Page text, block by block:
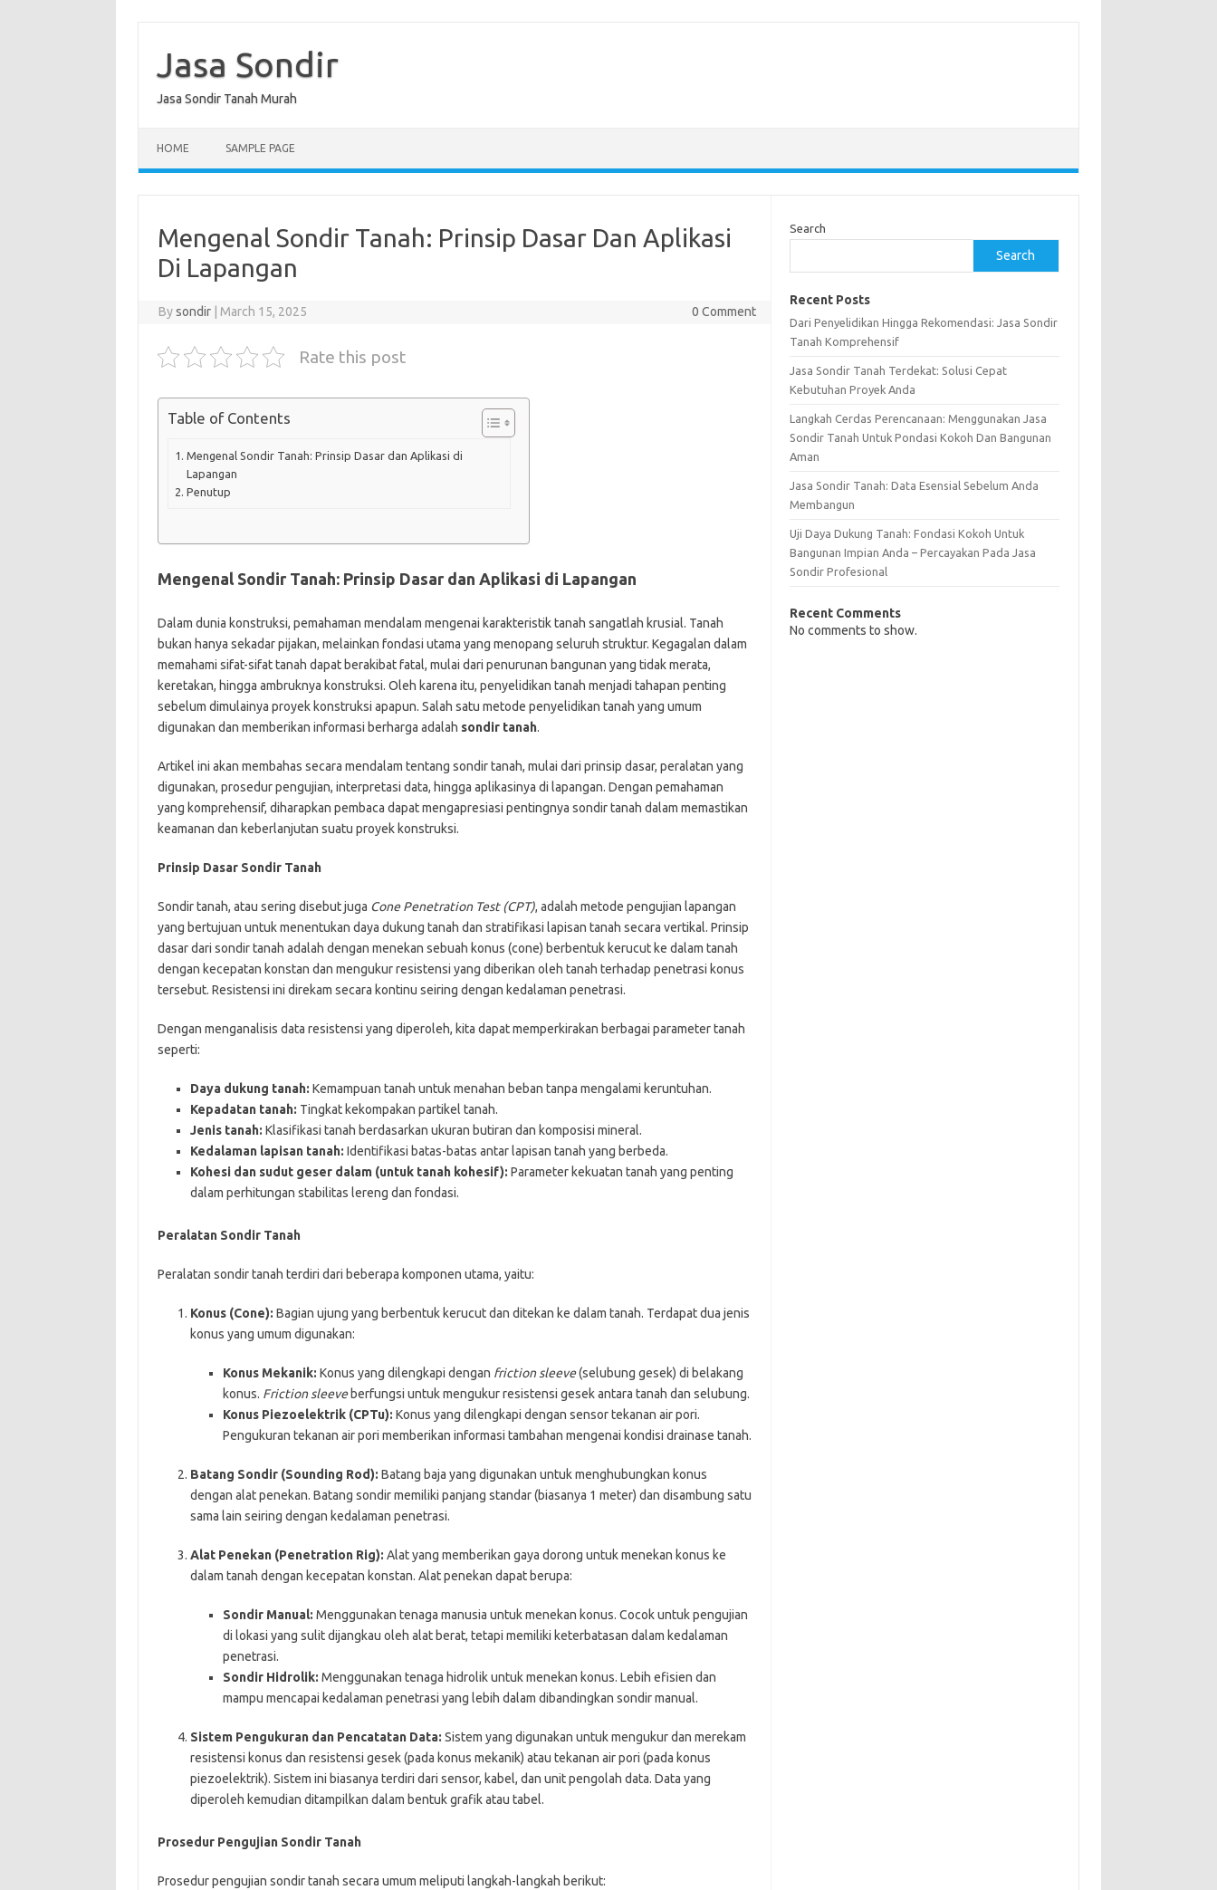
content
Jasa Sondir
Jasa Sondir Tanah Murah
HOME SAMPLE PAGE
Mengenal Sondir Tanah: Prinsip Dasar Dan Aplikasi
Di Lapangan
Bysondir March 15, 2025 0 Comment
Rate this post
Table of Contents
Mengenal Sondir Tanah: Prinsip Dasar dan Aplikasi di
Lapangan
Penutup
Mengenal Sondir Tanah: Prinsip Dasar dan Aplikasi di Lapangan
Dalam dunia konstruksi, pemahaman mendalam mengenai karakteristik tanah sangatlah krusial. Tanah
bukan hanya sekadar pijakan, melainkan fondasi utama yang menopang seluruh struktur. Kegagalan dalam
memahami sifat-sifat tanah dapat berakibat fatal, mulai dari penurunan bangunan yang tidak merata,
keretakan, hingga ambruknya konstruksi. Oleh karena itu, penyelidikan tanah menjadi tahapan penting
sebelum dimulainya proyek konstruksi apapun. Salah satu metode penyelidikan tanah yang umum
digunakan dan memberikan informasi berharga adalah sondir tanah.
Artikel ini akan membahas secara mendalam tentang sondir tanah, mulai dari prinsip dasar, peralatan yang
digunakan, prosedur pengujian, interpretasi data, hingga aplikasinya di lapangan. Dengan pemahaman
yang komprehensif, diharapkan pembaca dapat mengapresiasi pentingnya sondir tanah dalam memastikan
keamanan dan keberlanjutan suatu proyek konstruksi.
Prinsip Dasar Sondir Tanah
Sondir tanah, atau sering disebut juga Cone Penetration Test (CPT), adalah metode pengujian lapangan
yang bertujuan untuk menentukan daya dukung tanah dan stratifikasi lapisan tanah secara vertikal. Prinsip
dasar dari sondir tanah adalah dengan menekan sebuah konus (cone) berbentuk kerucut ke dalam tanah
dengan kecepatan konstan dan mengukur resistensi yang diberikan oleh tanah terhadap penetrasi konus
tersebut. Resistensi ini direkam secara kontinu seiring dengan kedalaman penetrasi.
Dengan menganalisis data resistensi yang diperoleh, kita dapat memperkirakan berbagai parameter tanah
seperti:
Daya dukung tanah: Kemampuan tanah untuk menahan beban tanpa mengalami keruntuhan.
Kepadatan tanah: Tingkat kekompakan partikel tanah.
Jenis tanah: Klasifikasi tanah berdasarkan ukuran butiran dan komposisi mineral.
Kedalaman lapisan tanah: Identifikasi batas-batas antar lapisan tanah yang berbeda.
Kohesi dan sudut geser dalam (untuk tanah kohesif): Parameter kekuatan tanah yang penting
dalam perhitungan stabilitas lereng dan fondasi.
Peralatan Sondir Tanah
Peralatan sondir tanah terdiri dari beberapa komponen utama, yaitu:
Konus (Cone): Bagian ujung yang berbentuk kerucut dan ditekan ke dalam tanah. Terdapat dua jenis
konus yang umum digunakan:
Konus Mekanik: Konus yang dilengkapi dengan friction sleeve(selubung gesek) di belakang
konus. Friction sleeveberfungsi untuk mengukur resistensi gesek antara tanah dan selubung.
Konus Piezoelektrik (CPTu): Konus yang dilengkapi dengan sensor tekanan air pori.
Pengukuran tekanan air pori memberikan informasi tambahan mengenai kondisi drainase tanah.
Batang Sondir (Sounding Rod): Batang baja yang digunakan untuk menghubungkan konus
dengan alat penekan. Batang sondir memiliki panjang standar (biasanya 1 meter) dan disambung satu
sama lain seiring dengan kedalaman penetrasi.
Alat Penekan (Penetration Rig): Alat yang memberikan gaya dorong untuk menekan konus ke
dalam tanah dengan kecepatan konstan. Alat penekan dapat berupa:
Sondir Manual: Menggunakan tenaga manusia untuk menekan konus. Cocok untuk pengujian
di lokasi yang sulit dijangkau oleh alat berat, tetapi memiliki keterbatasan dalam kedalaman
penetrasi.
Sondir Hidrolik: Menggunakan tenaga hidrolik untuk menekan konus. Lebih efisien dan
mampu mencapai kedalaman penetrasi yang lebih dalam dibandingkan sondir manual.
Sistem Pengukuran dan Pencatatan Data: Sistem yang digunakan untuk mengukur dan merekam
resistensi konus dan resistensi gesek (pada konus mekanik) atau tekanan air pori (pada konus
piezoelektrik). Sistem ini biasanya terdiri dari sensor, kabel, dan unit pengolah data. Data yang
diperoleh kemudian ditampilkan dalam bentuk grafik atau tabel.
Prosedur Pengujian Sondir Tanah
Prosedur pengujian sondir tanah secara umum meliputi langkah-langkah berikut:
Search
Search
Recent Posts
Dari Penyelidikan Hingga Rekomendasi: Jasa Sondir
Tanah Komprehensif
Jasa Sondir Tanah Terdekat: Solusi Cepat
Kebutuhan Proyek Anda
Langkah Cerdas Perencanaan: Menggunakan Jasa
Sondir Tanah Untuk Pondasi Kokoh Dan Bangunan
Aman
Jasa Sondir Tanah: Data Esensial Sebelum Anda
Membangun
Uji Daya Dukung Tanah: Fondasi Kokoh Untuk
Bangunan Impian Anda – Percayakan Pada Jasa
Sondir Profesional
Recent Comments
No comments to show.